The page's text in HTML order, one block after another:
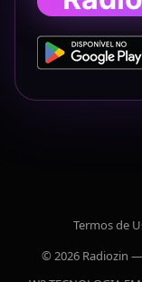
Termos de
© 2026 Radiozin